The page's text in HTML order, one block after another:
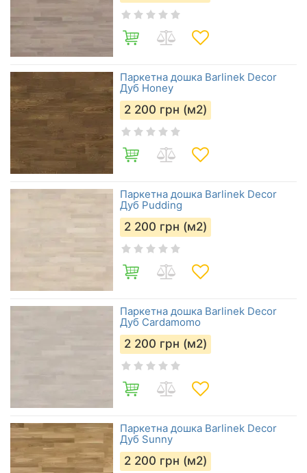
Паркетна дошка Barlinek Decor
Дуб Honey
2 200 грн (м2)
Паркетна дошка Barlinek Decor
Дуб Pudding
2 200 грн (м2)
Паркетна дошка Barlinek Decor
Дуб Cardamomo
2 200 грн (м2)
Паркетна дошка Barlinek Decor
Дуб Sunny
2 200 грн (м2)